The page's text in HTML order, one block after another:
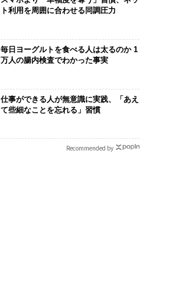
ト利用を周囲に合わせる同調圧力
毎日ヨーグルトを食べる人は太るのか 1
万人の腸内検査でわかった事実
仕事ができる人が無意識に実践、「あえ
て些細なことを忘れる」習慣
Recommended by